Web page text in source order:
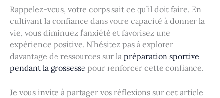
Rappelez-vous, votre corps sait ce qu’il doit faire. En
cultivant la confiance dans votre capacité à donner la
vie, vous diminuez l’anxiété et favorisez une
expérience positive. N’hésitez pas à explorer
davantage de ressources sur la préparation sportive
pendant la grossesse pour renforcer cette confiance.
Je vous invite à partager vos réflexions sur cet article